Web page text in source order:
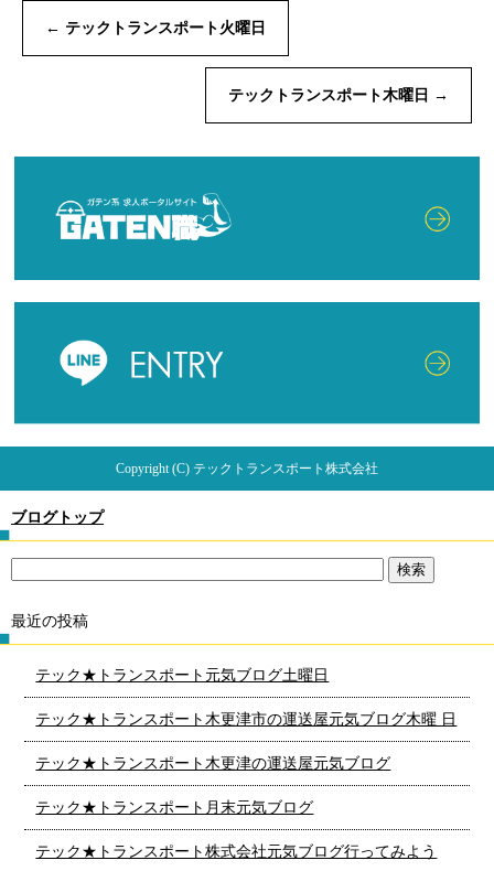
← テックトランスポート火曜日
テックトランスポート木曜日 →
Copyright (C) テックトランスポート株式会社
ブログトップ
最近の投稿
テック★トランスポート元気ブログ土曜日
テック★トランスポート木更津市の運送屋元気ブログ木曜 日
テック★トランスポート木更津の運送屋元気ブログ
テック★トランスポート月末元気ブログ
テック★トランスポート株式会社元気ブログ行ってみよう